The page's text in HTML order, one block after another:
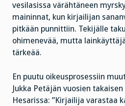
vesilasissa värähtäneen
maininnat, kun kirjailijan
pitkään punnittiin. Tekijälle
ohimenevää, mutta
tärkeää.
En puutu oikeusprosessiin
Jukka Petäjän vuosien
Hesarissa: ”Kirjailija varastaa